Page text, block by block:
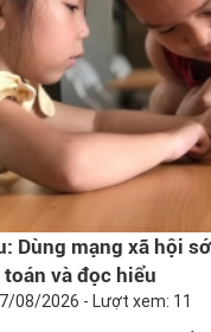
Dùng mạng xã hội
toán và đọc hiểu
08/2026 - Lượt xem: 11